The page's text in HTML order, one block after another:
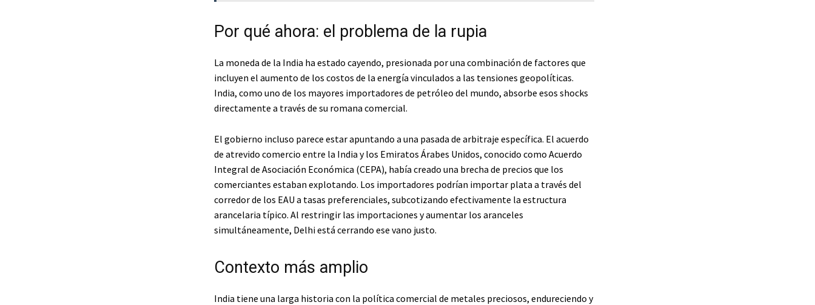
Por qué ahora: el problema de la rupia
La moneda de la India ha estado cayendo, presionada por una combinación de factores que
incluyen el aumento de los costos de la energía vinculados a las tensiones geopolíticas.
India, como uno de los mayores importadores de petróleo del mundo, absorbe esos shocks
directamente a través de su romana comercial.
El gobierno incluso parece estar apuntando a una pasada de arbitraje específica. El acuerdo
de atrevido comercio entre la India y los Emiratos Árabes Unidos, conocido como Acuerdo
Integral de Asociación Económica (CEPA), había creado una brecha de precios que los
comerciantes estaban explotando. Los importadores podrían importar plata a través del
corredor de los EAU a tasas preferenciales, subcotizando efectivamente la estructura
arancelaria típico. Al restringir las importaciones y aumentar los aranceles
simultáneamente, Delhi está cerrando ese vano justo.
Contexto más amplio
India tiene una larga historia con la política comercial de metales preciosos, endureciendo y